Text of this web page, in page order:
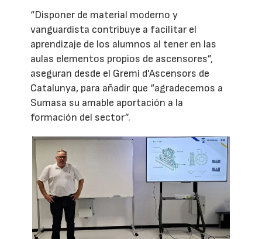
“Disponer de material moderno y
vanguardista contribuye a facilitar el
aprendizaje de los alumnos al tener en las
aulas elementos propios de ascensores”,
aseguran desde el Gremi d'Ascensors de
Catalunya, para añadir que “agradecemos a
Sumasa su amable aportación a la
formación del sector”.